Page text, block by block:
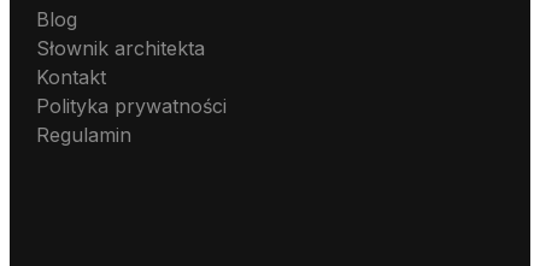
Blog
Słownik architekta
Kontakt
Polityka prywatności
Regulamin